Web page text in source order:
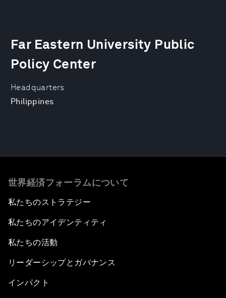
Headquarters
Philippines
Far Eastern University Public
Policy Center
世界経済フォーラムについて
私たちのストラテジー
私たちのアイデンティティ
私たちの活動
リーダーシップとガバナンス
インパクト